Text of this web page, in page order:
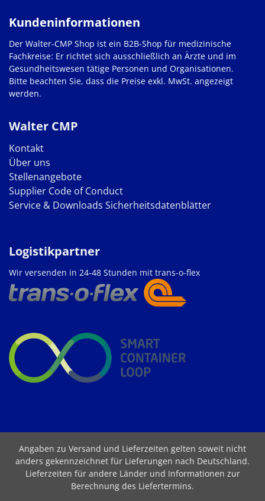
Walter CMP
Kontakt
Über uns
Stellenangebote
Supplier Code of Conduct
Service & Downloads Sicherheitsdatenblätter
Kundeninformationen
Der Walter-CMP Shop ist ein B2B-Shop für medizinische
Fachkreise: Er richtet sich ausschließlich an Ärzte und im
Gesundheitswesen tätige Personen und Organisationen.
Bitte beachten Sie, dass die Preise exkl. MwSt. angezeigt
werden.
Logistikpartner
Wir versenden in 24-48 Stunden mit trans-o-flex
Angaben zu Versand und Lieferzeiten gelten soweit nicht
anders gekennzeichnet für Lieferungen nach Deutschland.
Lieferzeiten für andere Länder und Informationen zur
Berechnung des Liefertermins.